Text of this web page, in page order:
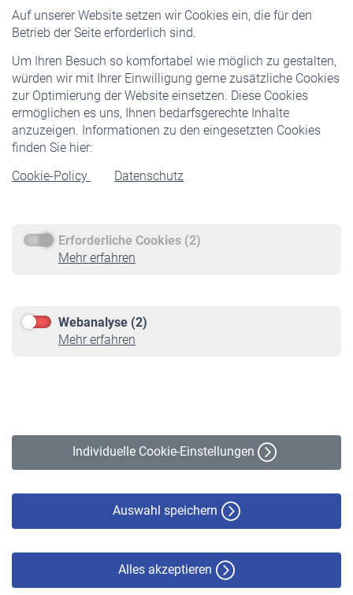
Auf unserer Website setzen wir Cookies ein, die für den
Betrieb der Seite erforderlich sind.
Um Ihren Besuch so komfortabel wie möglich zu gestalten,
würden wir mit Ihrer Einwilligung gerne zusätzliche Cookies
zur Optimierung der Website einsetzen. Diese Cookies
ermöglichen es uns, Ihnen bedarfsgerechte Inhalte
anzuzeigen. Informationen zu den eingesetzten Cookies
finden Sie hier:
Cookie-Policy
Datenschutz
Erforderliche Cookies (2)
Mehr erfahren
Webanalyse (2)
Mehr erfahren
Individuelle Cookie-Einstellungen
Auswahl speichern
Alles akzeptieren
Pflichtversicherung
Staatliche Förderung
Veranstaltungen
Rentner
Rentenbeginn
Rente beantragen
Service
Informationen
Online-Rechner
VBLnewsletter
Erklärung zur Barrierefreiheit
© VBL 2026